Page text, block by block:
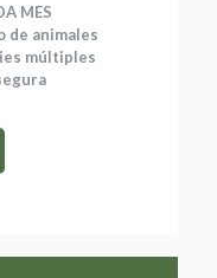
MES
de animales
múltiples